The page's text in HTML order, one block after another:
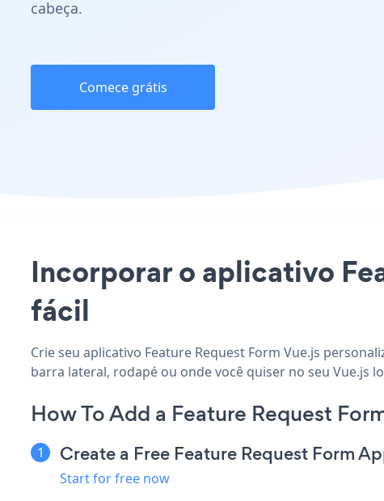
cabeça.
Comece grátis
Incorporar o aplicativo
fácil
Crie seu aplicativo Feature Request Form Vue.js
barra lateral, rodapé ou onde você quiser no seu Vue.js
How To Add a Feature Request
Create a Free Feature Request Form
Start for free now